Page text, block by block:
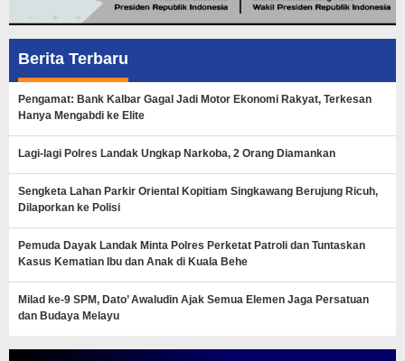
Berita Terbaru
Pengamat: Bank Kalbar Gagal Jadi Motor Ekonomi Rakyat, Terkesan
Hanya Mengabdi ke Elite
Lagi-lagi Polres Landak Ungkap Narkoba, 2 Orang Diamankan
Sengketa Lahan Parkir Oriental Kopitiam Singkawang Berujung Ricuh,
Dilaporkan ke Polisi
Pemuda Dayak Landak Minta Polres Perketat Patroli dan Tuntaskan
Kasus Kematian Ibu dan Anak di Kuala Behe
Milad ke-9 SPM, Dato’ Awaludin Ajak Semua Elemen Jaga Persatuan
dan Budaya Melayu